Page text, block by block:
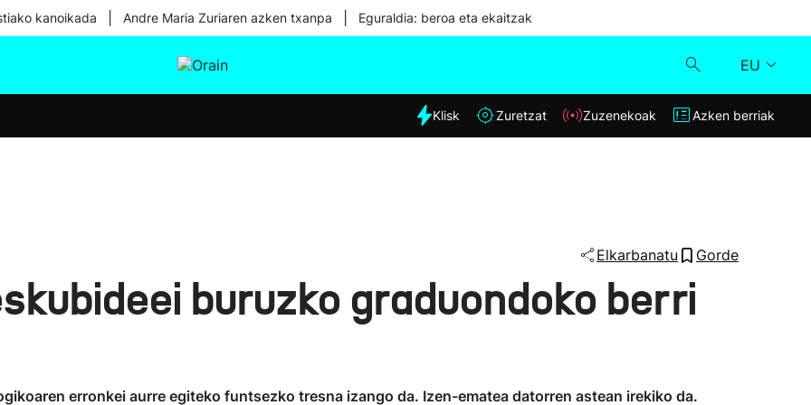
kanoikada Andre Maria Zuriaren azken txanpa Eguraldia: beroa eta ekaitzak
EU
Eguraldia
Klisk
Azken berriak
Klisk Zuretzat Zuzenekoak Azken berriak
Elkarbanatu Gorde
buruzko graduondoko berri
erronkei aurre egiteko funtsezko tresna izango da. Izen-ematea datorren astean irekiko da.